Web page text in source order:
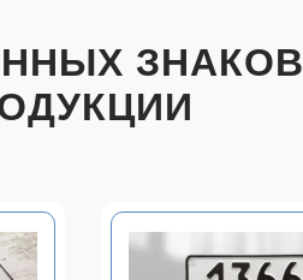
ЗНАКОВ